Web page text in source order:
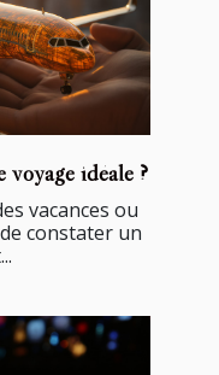
voyage idéale ?
vacances ou
constater un